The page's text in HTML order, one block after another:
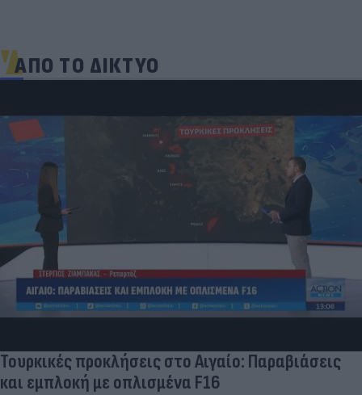
ΑΠΟ ΤΟ ΔΙΚΤΥΟ
Τουρκικές προκλήσεις στο Αιγαίο: Παραβιάσεις
και εμπλοκή με οπλισμένα F16